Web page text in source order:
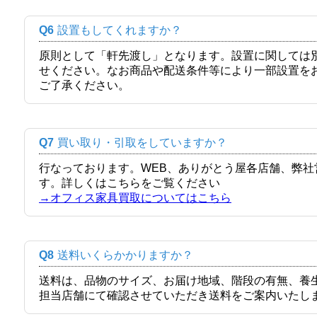
Q6 設置もしてくれますか？
原則として「軒先渡し」となります。設置に関して
せください。なお商品や配送条件等により一部設置
ご了承ください。
Q7 買い取り・引取をしていますか？
行なっております。WEB、ありがとう屋各店舗、弊
す。詳しくはこちらをご覧ください
→オフィス家具買取についてはこちら
Q8 送料いくらかかりますか？
送料は、品物のサイズ、お届け地域、階段の有無、
担当店舗にて確認させていただき送料をご案内いたし